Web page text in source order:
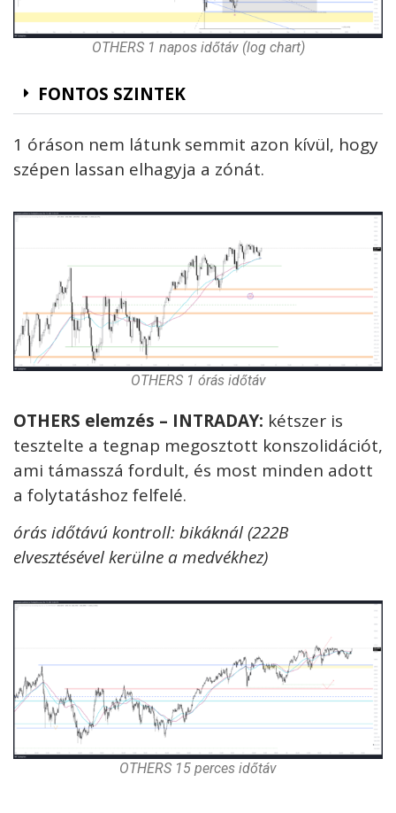
OTHERS 1 napos időtáv (log chart)
FONTOS SZINTEK
1 óráson nem látunk semmit azon kívül, hogy
szépen lassan elhagyja a zónát.
OTHERS 1 órás időtáv
OTHERS elemzés – INTRADAY: kétszer is
tesztelte a tegnap megosztott konszolidációt,
ami támasszá fordult, és most minden adott
a folytatáshoz felfelé.
órásidőtávú kontroll: bikáknál (222B
elvesztésével kerülne a medvékhez)
OTHERS 15 perces időtáv